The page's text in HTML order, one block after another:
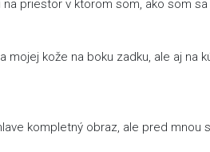
na priestor v ktorom som, ako som
mojej kože na boku zadku, ale aj na
kompletný obraz, ale pred mnou